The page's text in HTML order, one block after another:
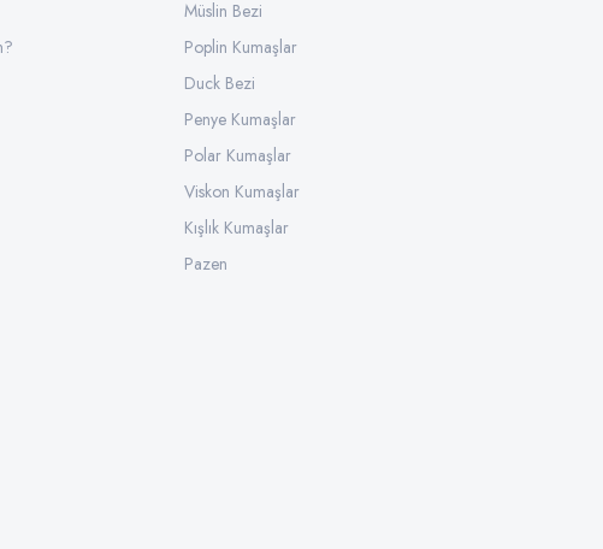
Müslin Bezi
Poplin Kumaşlar
Duck Bezi
Penye Kumaşlar
Polar Kumaşlar
Viskon Kumaşlar
Kışlık Kumaşlar
Pazen